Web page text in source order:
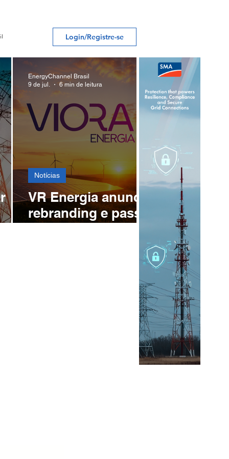
lítio e cabeamento.
Login/Registre-se
VR Energia anuncia
rebranding e passa
posicionamento no
Notícias
EnergyChannel Brasil
9 de jul.
6 min de leitura